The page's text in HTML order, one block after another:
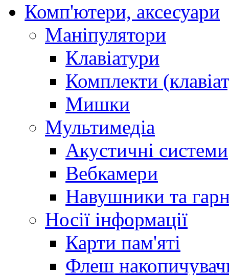
Комп'ютери, аксесуари
Маніпулятори
Клавіатури
Комплекти
Мишки
Мультимедіа
Акустичні системи
Вебкамери
Навушники та
Носії інформації
Карти пам'яті
Флеш